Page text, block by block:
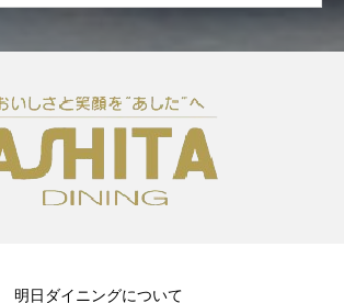
明日ダイニングについて